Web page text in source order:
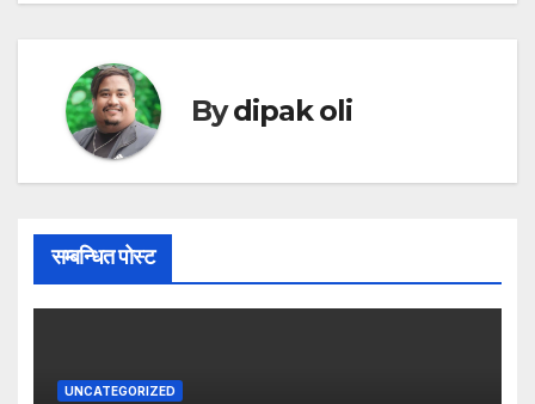
Bydipak oli
सम्बन्धित पोस्ट
UNCATEGORIZED